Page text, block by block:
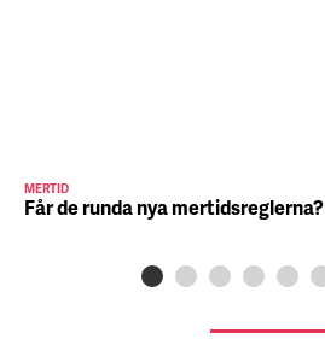
MERTID
Får de runda nya mertidsreglerna?